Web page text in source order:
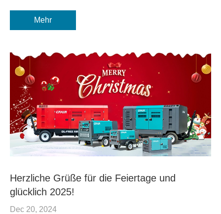
Mehr
Herzliche Grüße für die Feiertage und
glücklich 2025!
Dec 20, 2024